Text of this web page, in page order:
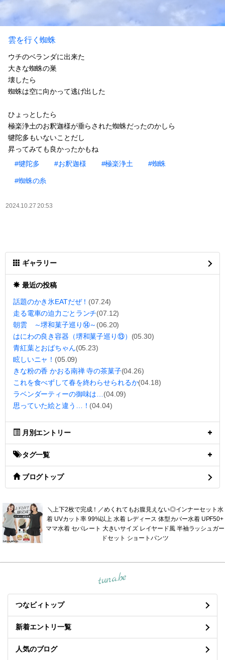
雲を行く蜘蛛
ウチのベランダに出来た
大きな蜘蛛の巣
壊したら
蜘蛛は空に向かって逃げ出した
ひょっとしたら
極楽浄土のお釈迦様が垂らされた蜘蛛だったのかしら
犍陀多もいないことだし
昇ってみても良かったかもね
#犍陀多
#お釈迦様 #極楽浄土 #蜘蛛
#蜘蛛の糸
2024.10.27 20:53
ギャラリー
最近の投稿
話題のかき氷EATだぜ！ (07.24)
走る電車の迫力ごとランチ(07.12)
朝雲 ～堺和菓子巡り⑭～ (06.20)
はにわの良き容器（堺和菓子巡り⑬） (05.30)
青紅葉とおばちゃん(05.23)
眩しいニャ！ (05.09)
きな粉の香 かおる南禅 寺の茶菓子(04.26)
これを食べずして春を終わらせられるか(04.18)
ラベンダーティーの御味は… (04.09)
思っていた絵と違う…！ (04.04)
月別エントリー
タグ一覧
ブログトップ
＼上下2枚で完成！／めくれてもお腹見えない◎インナーセット水
着 UVカット率 99%以上 水着 レディース 体型カバー水着 UPF50+
ママ水着 セパレート 大きいサイズ レイヤード風 半袖ラッシュガー
ドセット ショートパンツ
tuna.be
つなビィトップ
新着エントリ一覧
人気のブログ